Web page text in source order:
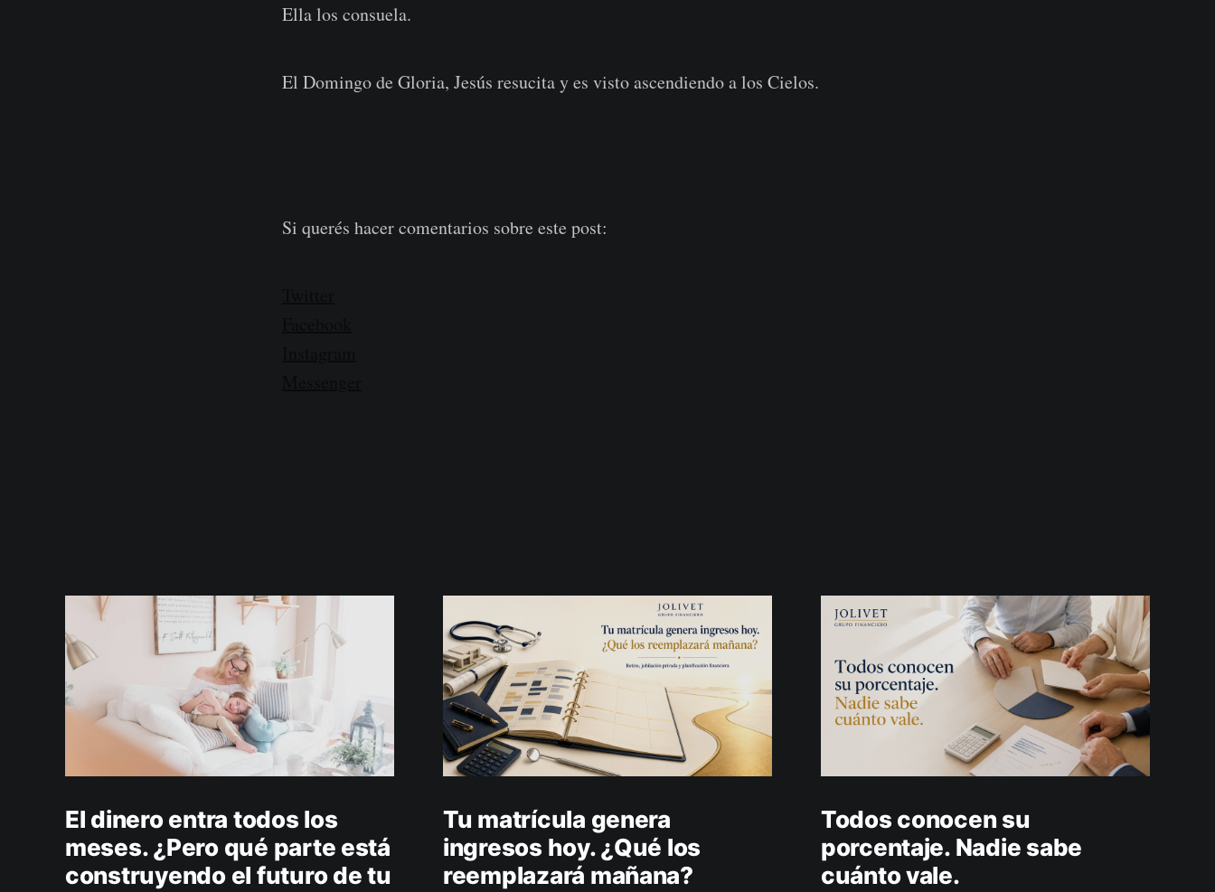
Ella los consuela.
El Domingo de Gloria, Jesús resucita y es visto ascendiendo a los Cielos.
Si querés hacer comentarios sobre este post:
El dinero entra todos los
meses. ¿Pero qué parte está
construyendo el futuro de tu
Tu matrícula genera
ingresos hoy. ¿Qué los
reemplazará mañana?
Todos conocen su
porcentaje. Nadie sabe
cuánto vale.